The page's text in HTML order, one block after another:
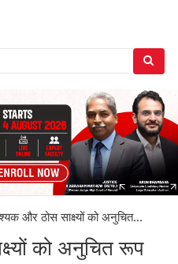
और ठोस साक्ष्यों को अनुचित...
को अनुचित रूप